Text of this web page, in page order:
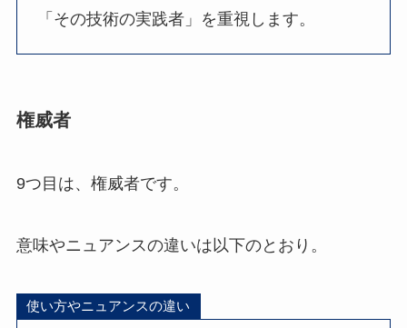
「その技術の実践者」を重視します。
権威者
9つ目は、権威者です。
意味やニュアンスの違いは以下のとおり。
使い方やニュアンスの違い